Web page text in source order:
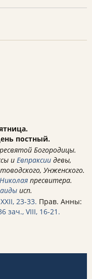
постный.
Богородицы.
и Евпраксии девы,
Унженского.
Николая пресвитера.
исп.
23-33. Прав. Анны:
зач., VIII, 16-21.